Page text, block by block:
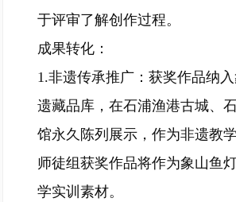
于评审了解创作过程。
成果转化：
1.非遗传承推广：获奖作品纳
遗藏品库，在石浦渔港古城、
馆永久陈列展示，作为非遗教
师徒组获奖作品将作为象山鱼
学实训素材。